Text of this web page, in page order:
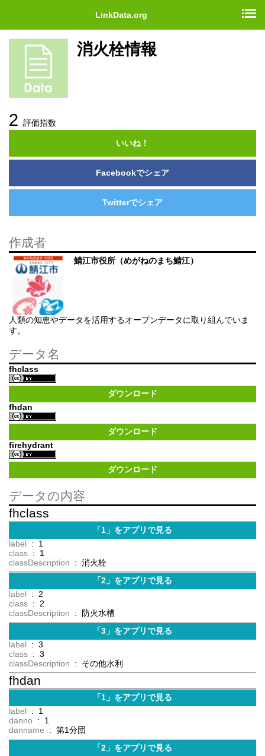
LinkData.org
消火栓情報
2 評価指数
いいね！
Facebookでシェア
Twitterでシェア
作成者
鯖江市役所（めがねのまち鯖江）
人類の知恵やデータを活用するオープンデータに取り組んでいま
す。
データ名
fhclass
ダウンロード
fhdan
ダウンロード
firehydrant
ダウンロード
データの内容
fhclass
「1」をアプリで見る
label
: 1
class : 1
classDescription
: 消火栓
「2」をアプリで見る
label
: 2
class : 2
classDescription
: 防火水槽
「3」をアプリで見る
label
: 3
class : 3
classDescription
: その他水利
fhdan
「1」をアプリで見る
label
: 1
danno
: 1
danname
: 第1分団
「2」をアプリで見る